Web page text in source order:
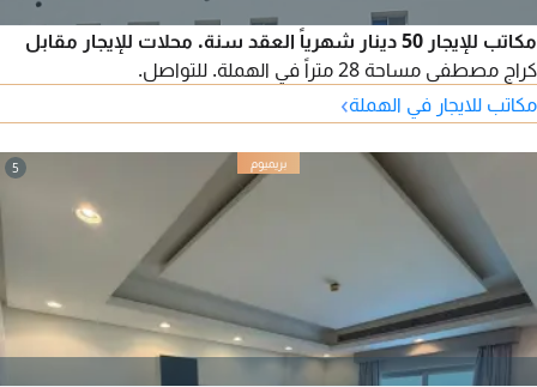
مكاتب للإيجار 50 دينار شهرياً العقد سنة. محلات للإيجار مقابل
كراج مصطفى مساحة 28 متراً في الهملة. للتواصل.
مكاتب للايجار في الهملة›
5